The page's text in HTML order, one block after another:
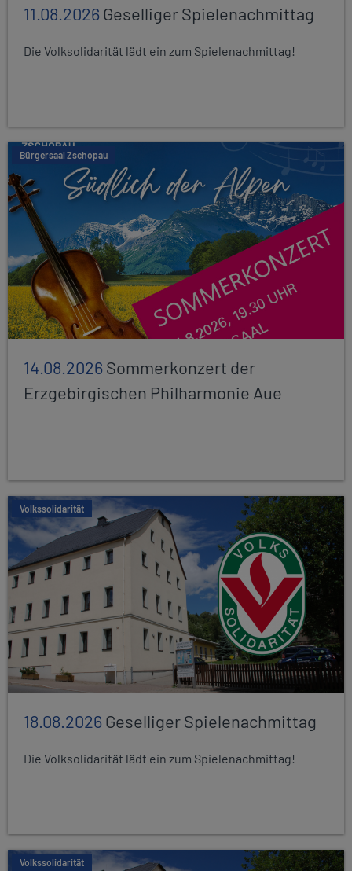
11.08.2026Geselliger Spielenachmittag
Die Volksolidarität lädt ein zum Spielenachmittag!
Bürgersaal Zschopau
14.08.2026Sommerkonzert der
Erzgebirgischen Philharmonie Aue
Volkssolidarität
18.08.2026Geselliger Spielenachmittag
Die Volksolidarität lädt ein zum Spielenachmittag!
Volkssolidarität